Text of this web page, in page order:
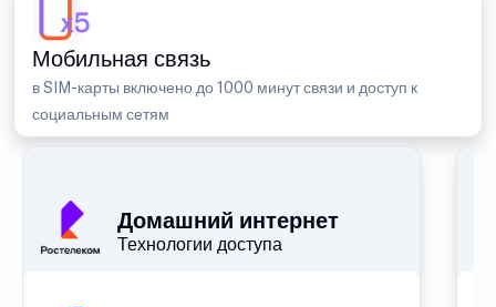
Мобильная связь
в SIM-карты включено до 1000 минут связи и доступ к
социальным сетям
Домашний интернет
Технологии доступа